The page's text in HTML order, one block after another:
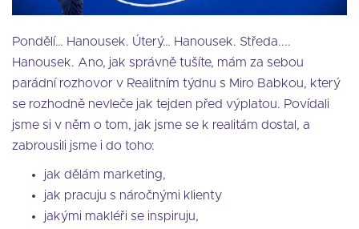
Pondělí… Hanousek. Úterý… Hanousek. Středa....
Hanousek. Ano, jak správně tušíte, mám za sebou
parádní rozhovor v Realitním týdnu s Miro Babkou, který
se rozhodně nevleče jak tejden před výplatou. Povídali
jsme si v něm o tom, jak jsme se k realitám dostal, a
zabrousili jsme i do toho:
jak dělám marketing,
jak pracuju s náročnými klienty
jakými makléři se inspiruju,